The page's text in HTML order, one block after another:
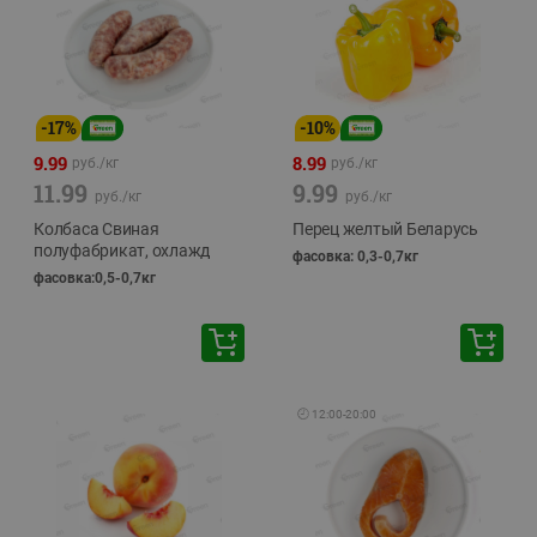
-17%
9.99 руб./кг
11.99 руб./кг
Колбаса Свиная
полуфабрикат, охлажд
фасовка:0,5-0,7кг
-10%
8.99 руб./кг
9.99 руб./кг
Перец желтый Беларусь
фасовка: 0,3-0,7кг
🕘 12:00-20:00